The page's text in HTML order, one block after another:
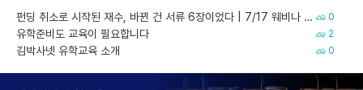
펀딩 취소로 시작된 재수, 바뀐 건 서류 6장이었다 | 7/17 웨비나 회고 0
유학준비도 교육이 필요합니다 2
김박사넷 유학교육 소개 0